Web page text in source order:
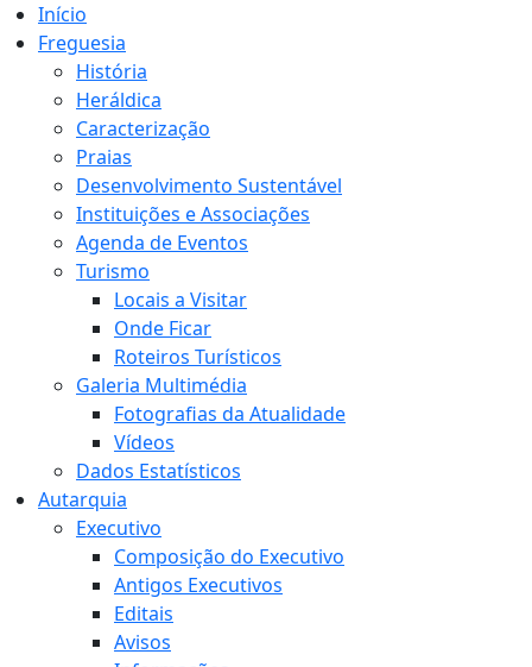
Início
Freguesia
História
Heráldica
Caracterização
Praias
Desenvolvimento Sustentável
Instituições e Associações
Agenda de Eventos
Turismo
Locais a Visitar
Onde Ficar
Roteiros Turísticos
Galeria Multimédia
Fotografias da Atualidade
Vídeos
Dados Estatísticos
Autarquia
Executivo
Composição do Executivo
Antigos Executivos
Editais
Avisos